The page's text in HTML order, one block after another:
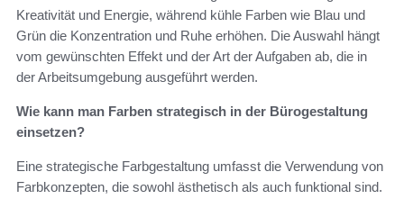
Kreativität und Energie, während kühle Farben wie Blau und
Grün die Konzentration und Ruhe erhöhen. Die Auswahl hängt
vom gewünschten Effekt und der Art der Aufgaben ab, die in
der Arbeitsumgebung ausgeführt werden.
Wie kann man Farben strategisch in der Bürogestaltung
einsetzen?
Eine strategische Farbgestaltung umfasst die Verwendung von
Farbkonzepten, die sowohl ästhetisch als auch funktional sind.